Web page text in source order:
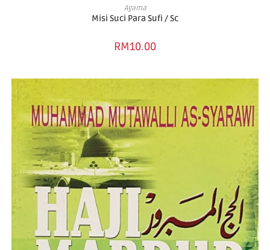
ADD TO CART
Agama
Misi Suci Para Sufi / Sc
RM10.00